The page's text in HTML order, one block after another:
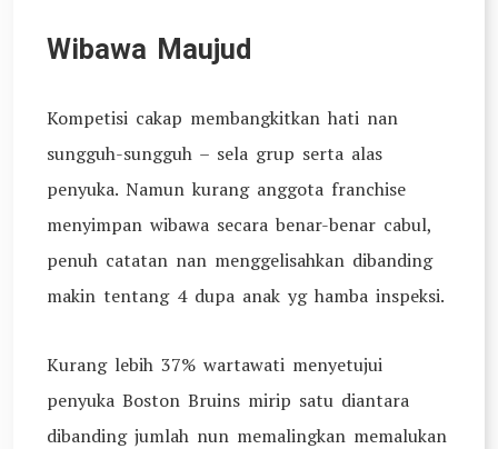
Wibawa Maujud
Kompetisi cakap membangkitkan hati nan
sungguh-sungguh – sela grup serta alas
penyuka. Namun kurang anggota franchise
menyimpan wibawa secara benar-benar cabul,
penuh catatan nan menggelisahkan dibanding
makin tentang 4 dupa anak yg hamba inspeksi.
Kurang lebih 37% wartawati menyetujui
penyuka Boston Bruins mirip satu diantara
dibanding jumlah nun memalingkan memalukan